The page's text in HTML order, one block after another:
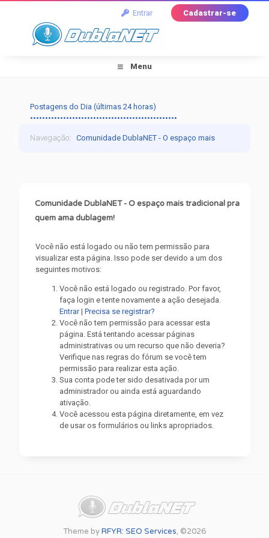
Entrar Cadastrar-se
Menu
Postagens do Dia (últimas 24 horas)
•••••••••••••••••••••••••••••••••••••••••••••••••
Navegação:Comunidade DublaNET - O espaço mais
Comunidade DublaNET - O espaço mais tradicional pra
quem ama dublagem!
Você não está logado ou não tem permissão para
visualizar esta página. Isso pode ser devido a um dos
seguintes motivos:
Você não está logado ou registrado. Por favor,
faça login e tente novamente a ação desejada.
Entrar|Precisa se registrar?
Você não tem permissão para acessar esta
página. Está tentando acessar páginas
administrativas ou um recurso que não deveria?
Verifique nas regras do fórum se você tem
permissão para realizar esta ação.
Sua conta pode ter sido desativada por um
administrador ou ainda está aguardando
ativação.
Você acessou esta página diretamente, em vez
de usar os formulários ou links apropriados.
Theme byRFYR: SEO Services, ©2026